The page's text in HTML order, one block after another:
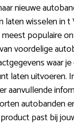
nieuwe
laten wisselen in t
populaire
voordelige
waar
laten uitvoeren.
aanvullende
autobanden
past bij